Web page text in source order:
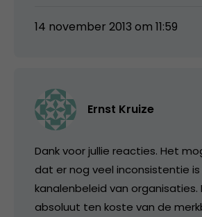
14 november 2013 om 11:59
Ernst Kruize
Dank voor jullie reacties. Het
dat er nog veel inconsistentie
kanalenbeleid van organisaties.
absoluut ten koste van de